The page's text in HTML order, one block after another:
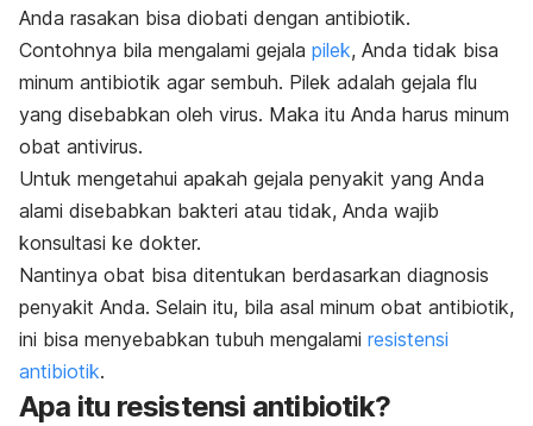
Anda rasakan bisa diobati dengan antibiotik.
Contohnya bila mengalami gejala pilek, Anda tidak bisa
minum antibiotik agar sembuh. Pilek adalah gejala flu
yang disebabkan oleh virus. Maka itu Anda harus minum
obat antivirus.
Untuk mengetahui apakah gejala penyakit yang Anda
alami disebabkan bakteri atau tidak, Anda wajib
konsultasi ke dokter.
Nantinya obat bisa ditentukan berdasarkan diagnosis
penyakit Anda. Selain itu, bila asal minum obat antibiotik,
ini bisa menyebabkan tubuh mengalami resistensi
antibiotik.
Apa itu resistensi antibiotik?